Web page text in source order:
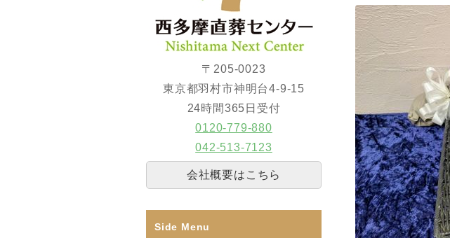
〒205-0023
東京都羽村市神明台4-9-15
24時間365日受付
0120-779-880
042-513-7123
会社概要はこちら
Side Menu